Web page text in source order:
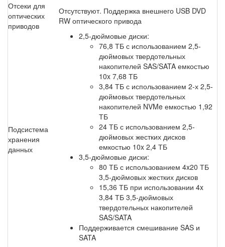
Отсеки для
оптических
приводов
Отсутствуют. Поддержка внешнего USB DVD
RW оптического привода
Подсистема
хранения
данных
2,5-дюймовые диски:
76,8 ТБ с использованием 2,5-
дюймовых твердотельных
накопителей SAS/SATA емкостью
10x 7,68 ТБ
3,84 ТБ с использованием 2-х 2,5-
дюймовых твердотельных
накопителей NVMe емкостью 1,92
ТБ
24 ТБ с использованием 2,5-
дюймовых жестких дисков
емкостью 10x 2,4 ТБ
3,5-дюймовые диски:
80 ТБ с использованием 4x20 ТБ
3,5-дюймовых жестких дисков
15,36 ТБ при использовании 4x
3,84 ТБ 3,5-дюймовых
твердотельных накопителей
SAS/SATA
Поддерживается смешивание SAS и
SATA